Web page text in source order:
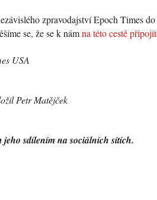
zpravodajství Epoch Times do
se, že se k námna této cestě
USA
Petr Matějček
jeho sdílením na sociálních sítích.